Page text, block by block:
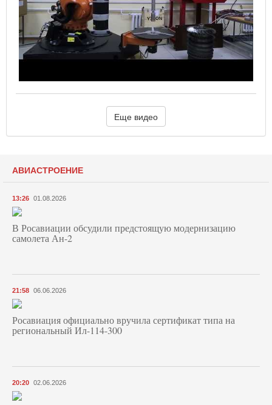
Еще видео
АВИАСТРОЕНИЕ
13:26 01.08.2026
В Росавиации обсудили предстоящую модернизацию
самолета Ан-2
21:58 06.06.2026
Росавиация официально вручила сертификат типа на
региональный Ил-114-300
20:20 02.06.2026